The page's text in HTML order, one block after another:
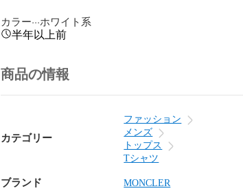
カラー···ホワイト系
半年以上前
商品の情報
カテゴリー
ファッション
メンズ
トップス
Tシャツ
ブランド MONCLER